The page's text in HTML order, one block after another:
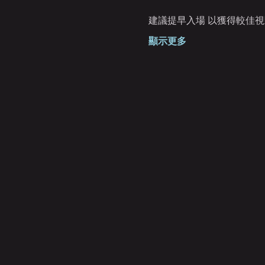
建議提早入場 以獲得較佳
顯示更多